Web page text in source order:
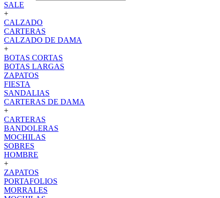
SALE
+
CALZADO
CARTERAS
CALZADO DE DAMA
+
BOTAS CORTAS
BOTAS LARGAS
ZAPATOS
FIESTA
SANDALIAS
CARTERAS DE DAMA
+
CARTERAS
BANDOLERAS
MOCHILAS
SOBRES
HOMBRE
+
ZAPATOS
PORTAFOLIOS
MORRALES